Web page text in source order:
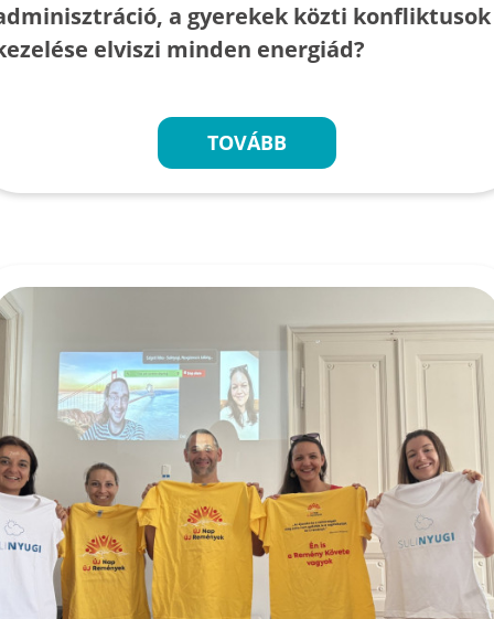
a gyerekek közti konfliktusok
elviszi minden energiád?
TOVÁBB